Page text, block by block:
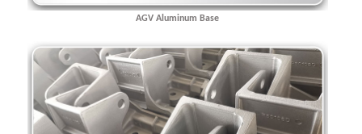
AGV Aluminum Base